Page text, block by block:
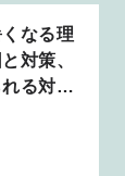
なる理
対策、
る対応